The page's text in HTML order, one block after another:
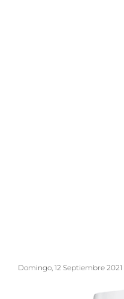
Domingo, 12 Septiembre 2021